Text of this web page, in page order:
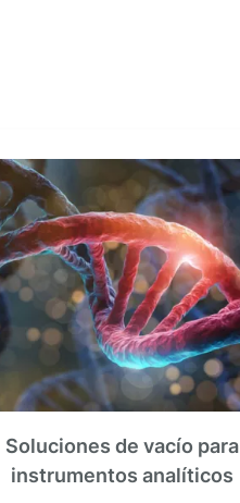
Soluciones de vacío para
instrumentos analíticos